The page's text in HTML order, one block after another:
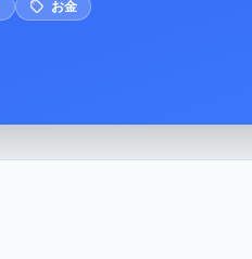
お金